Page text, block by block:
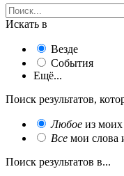
Искать в
Везде
События
Ещё...
Поиск результатов,
Любое из моих
Все мои слова
Поиск результатов в...